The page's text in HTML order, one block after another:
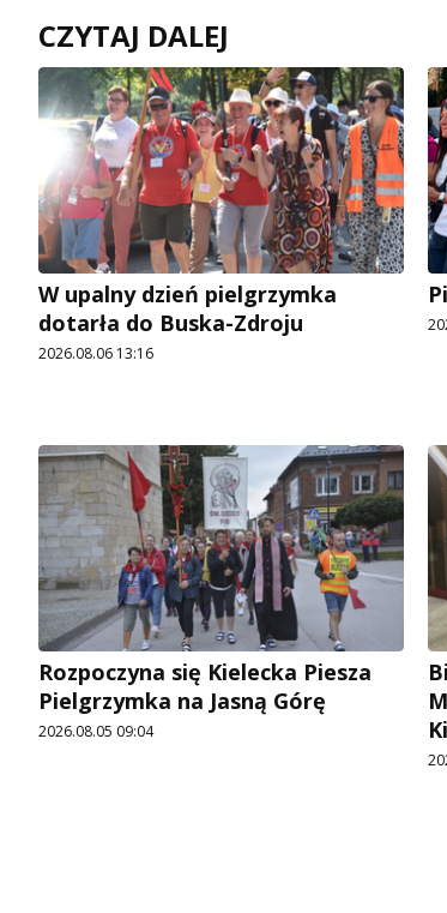
CZYTAJ DALEJ
W upalny dzień pielgrzymka
dotarła do Buska-Zdroju
2026.08.06 13:16
Rozpoczyna się Kielecka Piesza
Pielgrzymka na Jasną Górę
2026.08.05 09:04